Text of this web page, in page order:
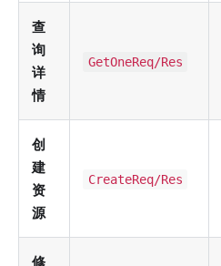
查
询
详
情
GetOneReq/Res
创
建
资
源
CreateReq/Res
修